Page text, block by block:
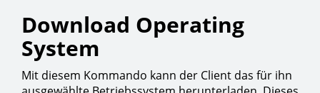
Download Operating
System
Mit diesem Kommando kann der Client das für ihn